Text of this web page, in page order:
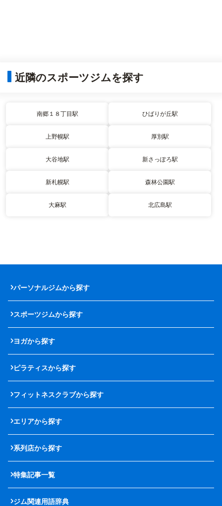
近隣のスポーツジムを探す
南郷１８丁目駅 ひばりが丘駅
上野幌駅 厚別駅
大谷地駅 新さっぽろ駅
新札幌駅 森林公園駅
大麻駅 北広島駅
パーソナルジムから探す
スポーツジムから探す
ヨガから探す
ピラティスから探す
フィットネスクラブから探す
エリアから探す
系列店から探す
特集記事一覧
ジム関連用語辞典